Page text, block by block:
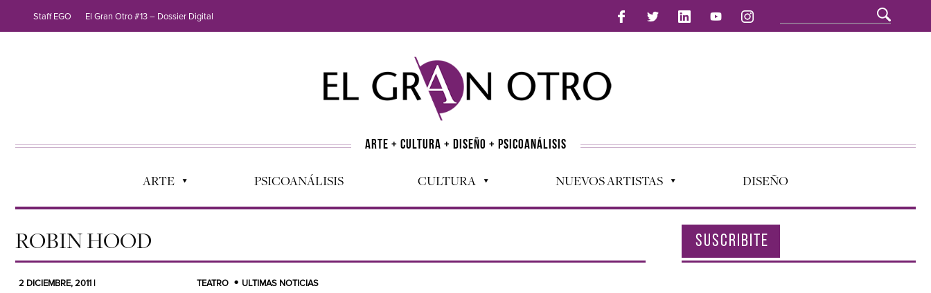
Staff EGO El Gran Otro #13 – Dossier Digital
ARTE + CULTURA + DISEÑO + PSICOANÁLISIS
ARTE PSICOANÁLISIS CULTURA NUEVOS ARTISTAS DISEÑO
ROBIN HOOD
2 DICIEMBRE, 2011 | TEATRO ULTIMAS NOTICIAS
SUSCRIBITE